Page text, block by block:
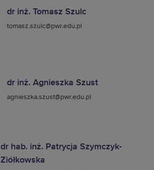
dr inż. Tomasz Szulc
tomasz.szulc@pwr.edu.pl
dr inż. Agnieszka Szust
agnieszka.szust@pwr.edu.pl
dr hab. inż. Patrycja Szymczyk-
Ziółkowska